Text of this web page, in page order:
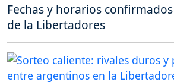
Fechas y horarios
de la Libertadores